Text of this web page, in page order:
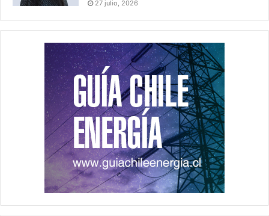
27 julio, 2026